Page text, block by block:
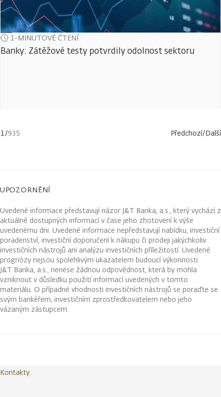
1-MINUTOVÉ ČTENÍ
Banky: Zátěžové testy potvrdily odolnost sektoru
1/935 Předchozí/Další
UPOZORNĚNÍ
Uvedené informace představují názor J&T Banka, a.s., který vychází z
aktuálně dostupných informací v čase jeho zhotovení k výše
uvedenému dni. Uvedené informace nepředstavují nabídku, investiční
poradenství, investiční doporučení k nákupu či prodeji jakýchkoliv
investičních nástrojů ani analýzu investičních příležitostí. Uvedené
prognózy nejsou spolehlivým ukazatelem budoucí výkonnosti.
J&T Banka, a.s., nenese žádnou odpovědnost, která by mohla
vzniknout v důsledku použití informací uvedených v tomto
materiálu. O případné vhodnosti investičních nástrojů se poraďte se
svým bankéřem, investičním zprostředkovatelem nebo jeho
vázaným zástupcem.
Kontakty